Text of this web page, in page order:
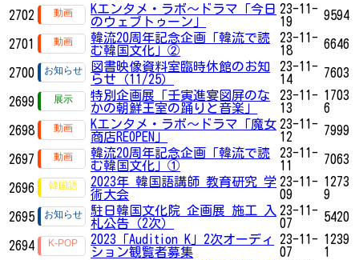
2702
Kエンタメ・ラボ～ドラマ「今日
のウェブトゥーン」
23-11-
19
9594
2701
韓流20周年記念企画「韓流で読
む韓国文化」②
23-11-
18
6646
2700
図書映像資料室臨時休館のお知
らせ（11/25）
23-11-
14
7603
2699
特別企画展「壬寅進宴図屏のな
かの朝鮮王室の踊りと音楽」
23-11-
13
1703
6
2698
Kエンタメ・ラボ～ドラマ「魔女
商店REOPEN」
23-11-
12
7999
2697
韓流20周年記念企画「韓流で読
む韓国文化」①
23-11-
11
7063
2696
2023年 韓国語講師 教育研究 学
術大会
23-11-
09
1273
9
2695
駐日韓国文化院 企画展 施工 入
札公告（2次）
23-11-
07
5420
2694
2023「Audition K」2次オーディ
ション観覧者募集
23-11-
07
1239
1